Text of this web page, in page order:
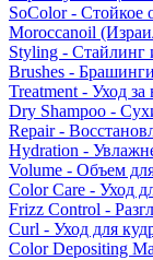
SoColor - Стойкое
Moroccanoil
Styling - Стайлинг
Brushes -
Treatment - Уход
Dry Shampoo -
Repair -
Hydration -
Volume - Объем
Color Care - Уход
Frizz Control -
Curl - Уход для
Color Depositing